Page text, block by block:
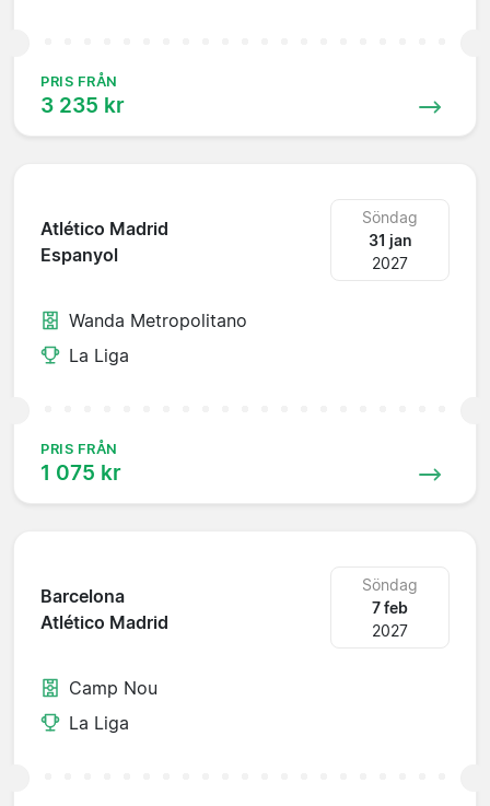
PRIS FRÅN
3 235 kr
Atlético Madrid
Espanyol
Söndag
31 jan
2027
Wanda Metropolitano
La Liga
PRIS FRÅN
1 075 kr
Barcelona
Atlético Madrid
Söndag
7 feb
2027
Camp Nou
La Liga